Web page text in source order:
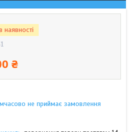
наявності
₴
не приймає замовлення